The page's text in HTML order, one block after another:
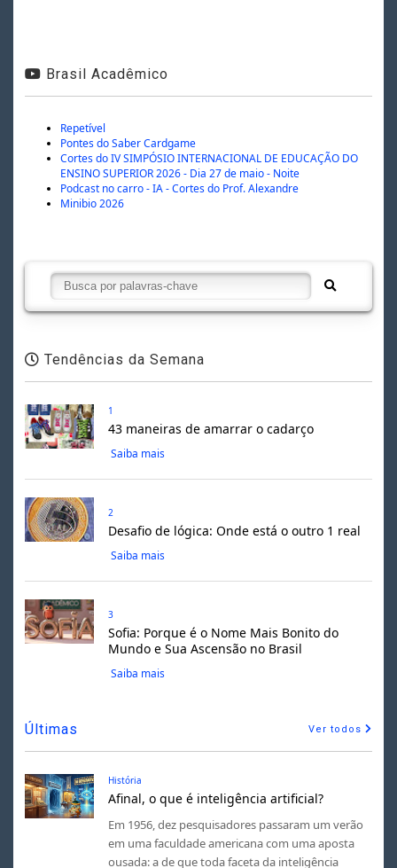
Brasil Acadêmico
Repetível
Pontes do Saber Cardgame
Cortes do IV SIMPÓSIO INTERNACIONAL DE EDUCAÇÃO DO
ENSINO SUPERIOR 2026 - Dia 27 de maio - Noite
Podcast no carro - IA - Cortes do Prof. Alexandre
Minibio 2026
Tendências da Semana
1
43 maneiras de amarrar o cadarço
Saiba mais
2
Desafio de lógica: Onde está o outro 1 real
Saiba mais
3
Sofia: Porque é o Nome Mais Bonito do
Mundo e Sua Ascensão no Brasil
Saiba mais
Últimas Ver todos
História
Afinal, o que é inteligência artificial?
Em 1956, dez pesquisadores passaram um verão
em uma faculdade americana com uma aposta
ousada: a de que toda faceta da inteligência